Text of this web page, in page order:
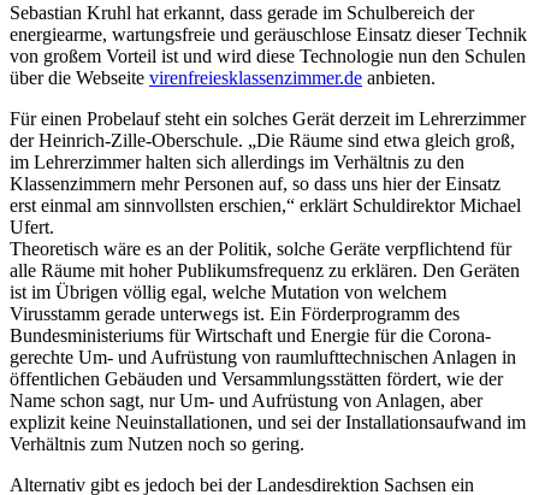
Sebastian Kruhl hat erkannt, dass gerade im Schulbereich der
energiearme, wartungsfreie und geräuschlose Einsatz dieser Technik
von großem Vorteil ist und wird diese Technologie nun den Schulen
über die Webseite virenfreiesklassenzimmer.de anbieten.
Für einen Probelauf steht ein solches Gerät derzeit im Lehrerzimmer
der Heinrich-Zille-Oberschule. „Die Räume sind etwa gleich groß,
im Lehrerzimmer halten sich allerdings im Verhältnis zu den
Klassenzimmern mehr Personen auf, so dass uns hier der Einsatz
erst einmal am sinnvollsten erschien,“ erklärt Schuldirektor Michael
Ufert.
Theoretisch wäre es an der Politik, solche Geräte verpflichtend für
alle Räume mit hoher Publikumsfrequenz zu erklären. Den Geräten
ist im Übrigen völlig egal, welche Mutation von welchem
Virusstamm gerade unterwegs ist. Ein Förderprogramm des
Bundesministeriums für Wirtschaft und Energie für die Corona-
gerechte Um- und Aufrüstung von raumlufttechnischen Anlagen in
öffentlichen Gebäuden und Versammlungsstätten fördert, wie der
Name schon sagt, nur Um- und Aufrüstung von Anlagen, aber
explizit keine Neuinstallationen, und sei der Installationsaufwand im
Verhältnis zum Nutzen noch so gering.
Alternativ gibt es jedoch bei der Landesdirektion Sachsen ein